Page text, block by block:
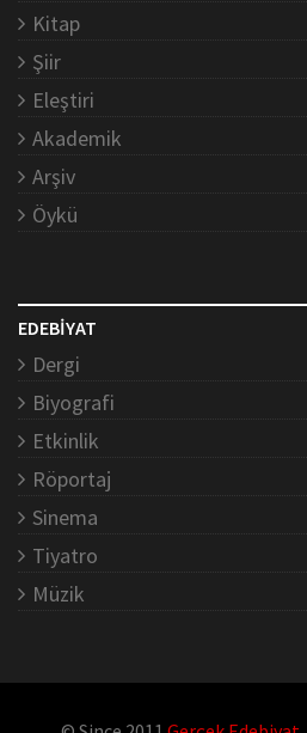
Kitap
Şiir
Eleştiri
Akademik
Arşiv
Öykü
EDEBİYAT
Dergi
Biyografi
Etkinlik
Röportaj
Sinema
Tiyatro
Müzik